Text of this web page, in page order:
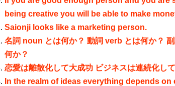
being creative you will be able to make
Saionji looks like a marketing person.
名詞 noun とは何か？ 動詞 verb とは何か？
何か？
恋愛は離散化して大成功 ビジネスは連続化し
In the realm of ideas everything depends